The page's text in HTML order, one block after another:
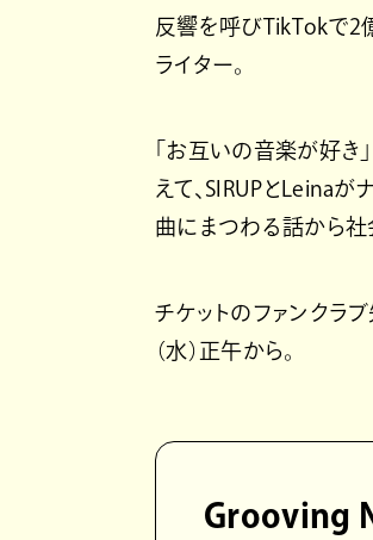
反響を呼びTikTokで2
ライター。
「お互いの音楽が好き
えて、SIRUPとLeinaが
曲にまつわる話から社
チケットのファンクラ
（水）正午から。
Grooving